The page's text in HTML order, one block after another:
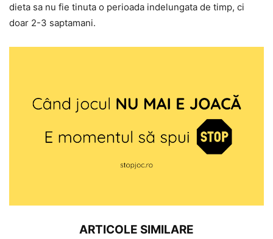
dieta sa nu fie tinuta o perioada indelungata de timp, ci
doar 2-3 saptamani.
ARTICOLE SIMILARE